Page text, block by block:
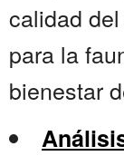
calidad
para la
bienestar